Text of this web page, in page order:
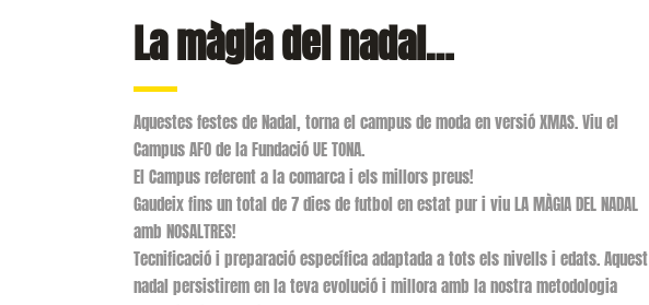
La màgia del nadal…
Aquestes festes de Nadal, torna el campus de moda en versió XMAS. Viu el
Campus AFO de la Fundació UE TONA.
El Campus referent a la comarca i els millors preus!
Gaudeix fins un total de 7 dies de futbol en estat pur i viu LA MÀGIA DEL NADAL
amb NOSALTRES!
Tecnificació i preparació específica adaptada a tots els nivells i edats. Aquest
nadal persistirem en la teva evolució i millora amb la nostra metodologia